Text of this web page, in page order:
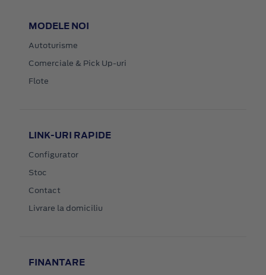
MODELE NOI
Autoturisme
Comerciale & Pick Up-uri
Flote
LINK-URI RAPIDE
Configurator
Stoc
Contact
Livrare la domiciliu
FINANTARE